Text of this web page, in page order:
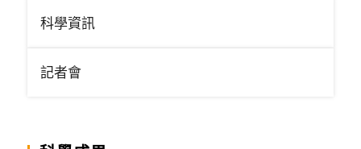
科學資訊
記者會